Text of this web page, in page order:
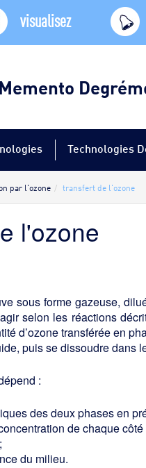
visualisez
Memento
Technologies
par l'ozone transfert de l'ozone
l'ozone
sous forme gazeuse,
selon les réactions
d’ozone transférée en
puis se dissoudre
:
des deux phases en
de chaque
du milieu.